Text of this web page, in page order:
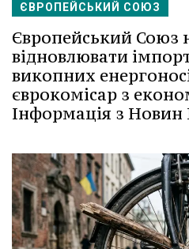
ЄВРОПЕЙСЬКИЙ СОЮЗ
Європейський Союз
відновлювати
викопних
єврокомісар з
Інформація з Новин